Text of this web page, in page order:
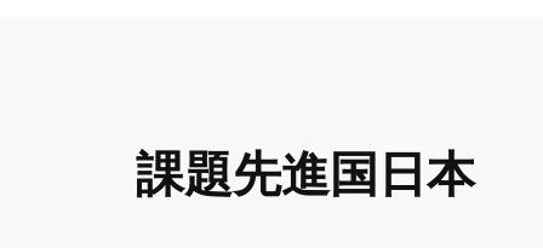
課題先進国日本